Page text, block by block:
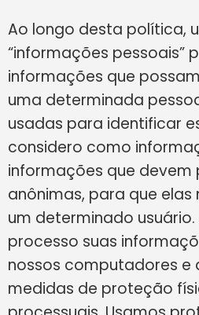
Ao longo desta política,
“informações pessoais”
informações que
uma determinada
usadas para identificar
considero como
informações que devem
anônimas, para que
um determinado
processo suas
nossos computadores e
medidas de proteção